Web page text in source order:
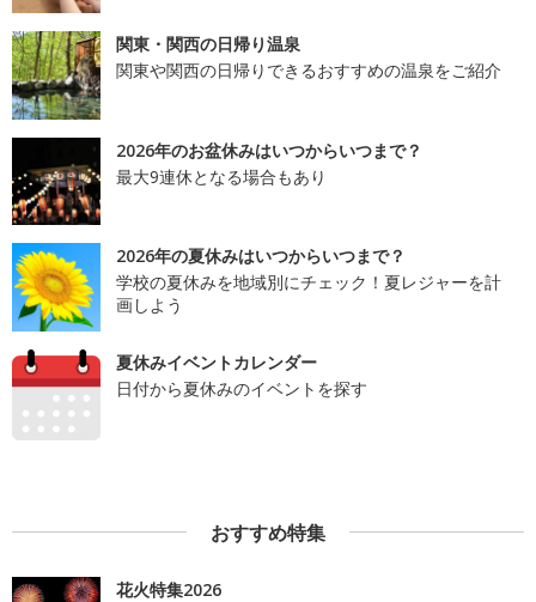
関東・関西の日帰り温泉
関東や関西の日帰りできるおすすめの温泉をご紹介
2026年のお盆休みはいつからいつまで？
最大9連休となる場合もあり
2026年の夏休みはいつからいつまで？
学校の夏休みを地域別にチェック！夏レジャーを計
画しよう
夏休みイベントカレンダー
日付から夏休みのイベントを探す
おすすめ特集
花火特集2026